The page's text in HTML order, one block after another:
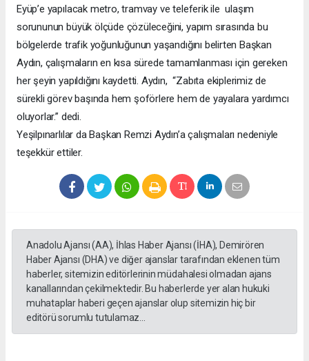
Eyüp’e yapılacak metro, tramvay ve teleferik ile ulaşım
sorununun büyük ölçüde çözüleceğini, yapım sırasında bu
bölgelerde trafik yoğunluğunun yaşandığını belirten Başkan
Aydın, çalışmaların en kısa sürede tamamlanması için gereken
her şeyin yapıldığını kaydetti. Aydın, “Zabıta ekiplerimiz de
sürekli görev başında hem şoförlere hem de yayalara yardımcı
oluyorlar.” dedi.
Yeşilpınarlılar da Başkan Remzi Aydın’a çalışmaları nedeniyle
teşekkür ettiler.
Anadolu Ajansı (AA), İhlas Haber Ajansı (İHA), Demirören
Haber Ajansı (DHA) ve diğer ajanslar tarafından eklenen tüm
haberler, sitemizin editörlerinin müdahalesi olmadan ajans
kanallarından çekilmektedir. Bu haberlerde yer alan hukuki
muhataplar haberi geçen ajanslar olup sitemizin hiç bir
editörü sorumlu tutulamaz...